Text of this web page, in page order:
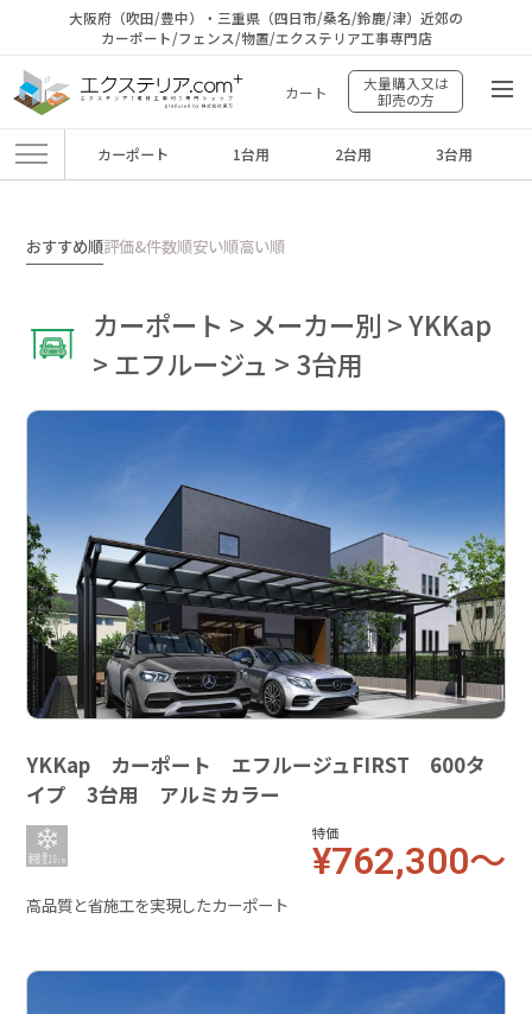
大阪府（吹田/豊中）・三重県（四日市/桑名/鈴鹿/津）近郊の
カーポート/フェンス/物置/エクステリア工事専門店
カート
大量購入又は
卸売の方
カーポート 1台用 2台用 3台用
おすすめ順評価&件数順安い順高い順
カーポート > メーカー別 > YKKap
> エフルージュ > 3台用
YKKap カーポート エフルージュFIRST 600タ
イプ 3台用 アルミカラー
特価
¥762,300～
高品質と省施工を実現したカーポート